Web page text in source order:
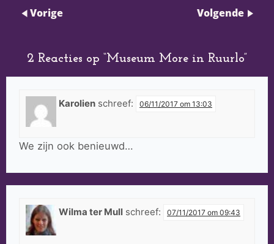
Vorige Volgende
2 Reacties op “Museum More in Ruurlo”
Karolien schreef: 06/11/2017 om 13:03
We zijn ook benieuwd…
Wilma ter Mull schreef: 07/11/2017 om 09:43